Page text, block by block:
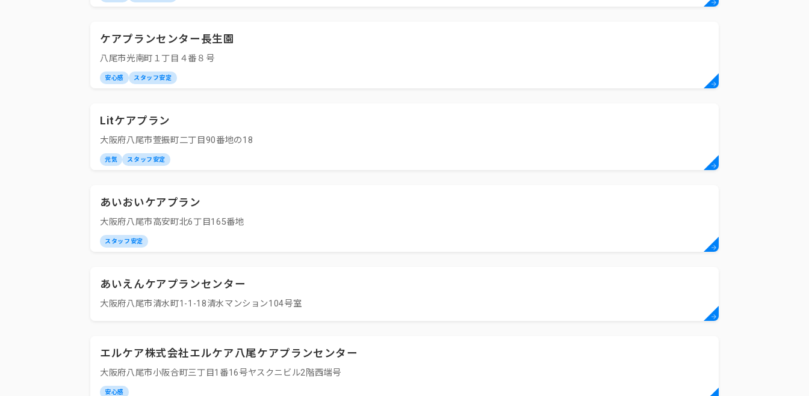
ケアプランセンター長生園
八尾市光南町１丁目４番８号
安心感 スタッフ安定
Litケアプラン
大阪府八尾市萱振町二丁目90番地の18
元気 スタッフ安定
あいおいケアプラン
大阪府八尾市高安町北6丁目165番地
スタッフ安定
あいえんケアプランセンター
大阪府八尾市清水町1-1-18清水マンション104号室
エルケア株式会社エルケア八尾ケアプランセンター
大阪府八尾市小阪合町三丁目1番16号ヤスクニビル2階西端号
安心感